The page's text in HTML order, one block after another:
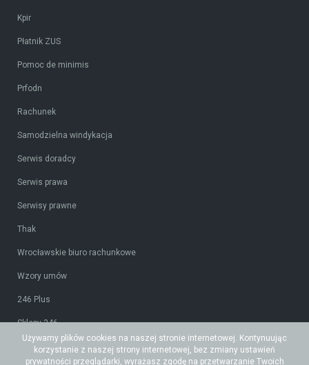
Kpir
Płatnik ZUS
Pomoc de minimis
Prfodn
Rachunek
Samodzielna windykacja
Serwis doradcy
Serwis prawa
Serwisy prawne
Thak
Wrocławskie biuro rachunkowe
Wzory umów
246 Plus
Sklepy 246
Tidy CRM
Używamy plików cookies na naszej stronie internetowej. Kontynuując
korzystanie z naszej strony internetowej, bez zmiany ustawień
prywatności przeglądarki, wyrażasz zgodę na przetwarzanie Twoich